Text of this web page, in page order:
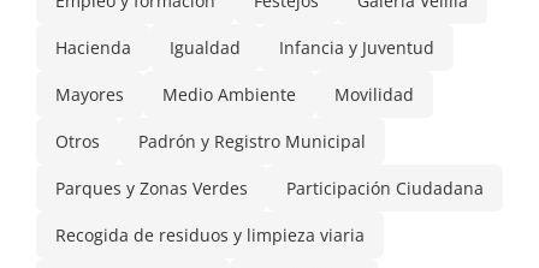
Hacienda Igualdad Infancia y Juventud
Mayores Medio Ambiente Movilidad
Otros Padrón y Registro Municipal
Parques y Zonas Verdes Participación Ciudadana
Recogida de residuos y limpieza viaria